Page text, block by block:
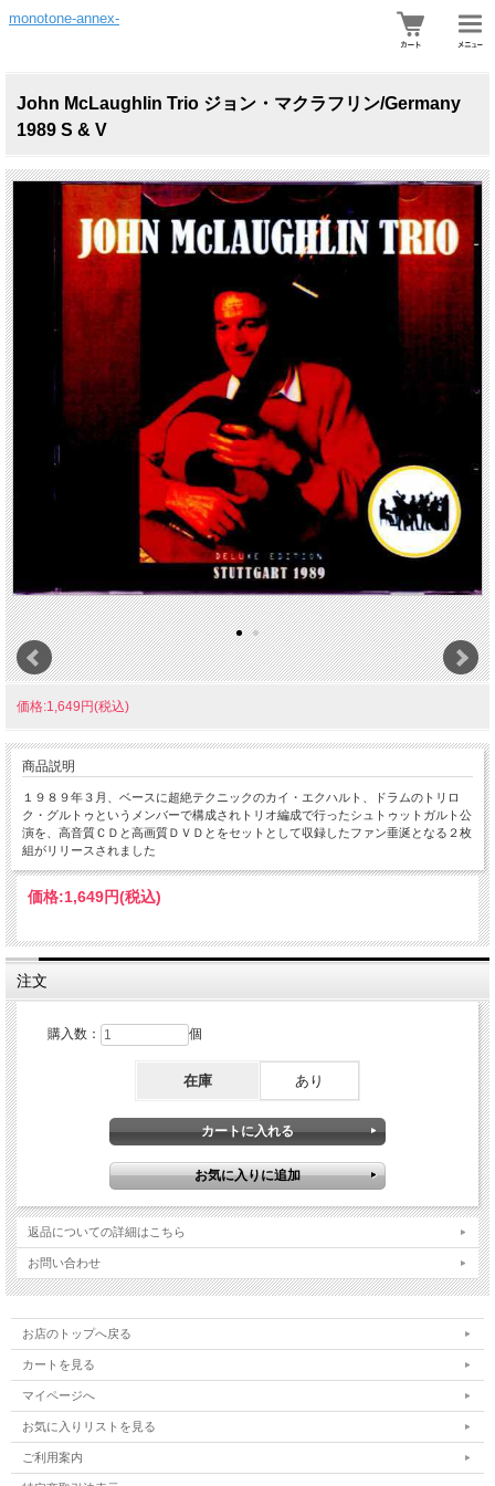
monotone-annex-
John McLaughlin Trio ジョン・マクラフリン/Germany
1989 S & V
価格:1,649円(税込)
商品説明
１９８９年３月、ベースに超絶テクニックのカイ・エクハルト、ドラムのトリロ
ク・グルトゥというメンバーで構成されトリオ編成で行ったシュトゥットガルト公
演を、高音質ＣＤと高画質ＤＶＤとをセットとして収録したファン垂涎となる２枚
組がリリースされました
価格:1,649円(税込)
注文
購入数： 個
在庫 あり
返品についての詳細はこちら
お問い合わせ
お店のトップへ戻る
カートを見る
マイページへ
お気に入りリストを見る
ご利用案内